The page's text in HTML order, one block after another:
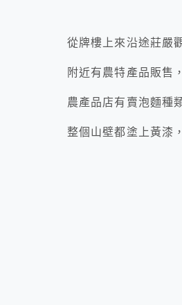
從牌樓上來沿途莊嚴
附近有農特產品販售
農產品店有賣泡麵種
整個山壁都塗上黃漆